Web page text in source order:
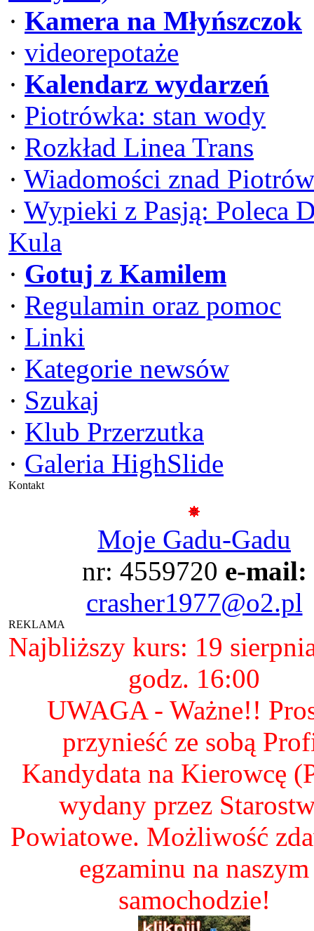
· Kamera na Młyńszczok
· videorepotaże
· Kalendarz wydarzeń
· Piotrówka: stan wody
· Rozkład Linea Trans
· Wiadomości znad
· Wypieki z Pasją: Poleca
Kula
· Gotuj z Kamilem
· Regulamin oraz pomoc
· Linki
· Kategorie newsów
· Szukaj
· Klub Przerzutka
· Galeria HighSlide
Kontakt
Moje Gadu-Gadu
nr: 4559720 e-mail:
crasher1977@o2.pl
REKLAMA
Najbliższy kurs: 19
godz. 16:00
UWAGA - Ważne!!
przynieść ze sobą
Kandydata na Kierowcę
wydany przez
Powiatowe. Możliwość
egzaminu na naszym
samochodzie!